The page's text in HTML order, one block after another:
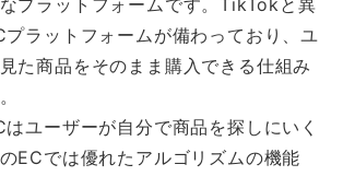
プラットフォームです。TikTokと異
プラットフォームが備わっており、ユ
た商品をそのまま購入できる仕組み
はユーザーが自分で商品を探しにいく
ECでは優れたアルゴリズムの機能